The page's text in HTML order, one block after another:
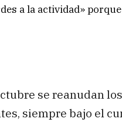
a la actividad»
se reanudan
siempre bajo el